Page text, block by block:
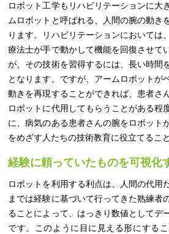
ロボット工学もリハビリテーションに大
ムロボットと呼ばれる、人間の腕の動き
ります。リハビリテーションにおいては
療法士が手で動かして機能を回復させて
が、その技術を習得するには、長い時間
となります。ですが、アームロボットが
動きを再現することができれば、患者さ
ロボットに代用してもらうことがある程
に、病気のある患者さんの腕をロボット
をめざす人たちの技術教育に役立てるこ
経験に頼っていたものを可視化
ロボットを利用する利点は、人間の代用
までは経験に基づいて行ってきた熟練者
ることによって、はっきり数値としてデ
です。このように目に見える形にする